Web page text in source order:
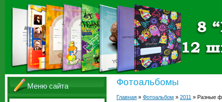
Меню сайта Фотоальбомы
Главная » Фотоальбом » 2011 » Разные